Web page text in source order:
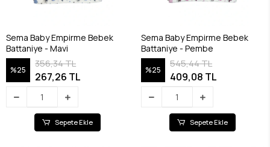
Sema Baby Empirme Bebek
Battaniye - Mavi
%25
356,34 TL
267,26 TL
Sepete Ekle
Sema Baby Empirme Bebek
Battaniye - Pembe
%25
545,44 TL
409,08 TL
Sepete Ekle